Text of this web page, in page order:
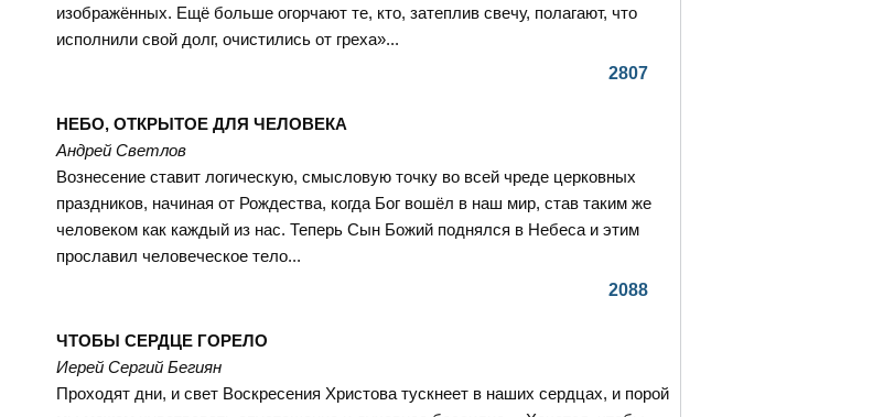
изображённых. Ещё больше огорчают те, кто, затеплив свечу, полагают, что
исполнили свой долг, очистились от греха»...
2807
НЕБО, ОТКРЫТОЕ ДЛЯ ЧЕЛОВЕКА
Андрей Светлов
Вознесение ставит логическую, смысловую точку во всей чреде церковных
праздников, начиная от Рождества, когда Бог вошёл в наш мир, став таким же
человеком как каждый из нас. Теперь Сын Божий поднялся в Небеса и этим
прославил человеческое тело...
2088
ЧТОБЫ СЕРДЦЕ ГОРЕЛО
Иерей Сергий Бегиян
Проходят дни, и свет Воскресения Христова тускнеет в наших сердцах, и порой